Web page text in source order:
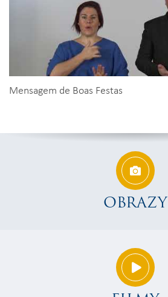
Mensagem de Boas Festas
OBRAZY